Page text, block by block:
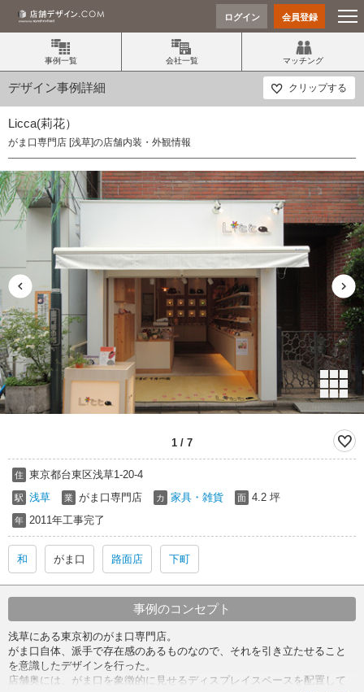
ログイン 会員登録
事例一覧 会社一覧 マッチング
デザイン事例詳細 クリップする
Licca(莉花）
がま口専門店 [浅草]の店舗内装・外観情報
1 / 7
住 東京都台東区浅草1-20-4
駅 浅草 業 がま口専門店 カ 家具・雑貨 面 4.2 坪
年 2011年工事完了
和 がま口 路面店 下町
事例のコンセプト
浅草にある東京初のがま口専門店。
がま口自体、派手で存在感のあるものなので、それを引き立たせること
を意識したデザインを行った。
店舗奥には、がま口を象徴的に見せるディスプレイスペースを配置して